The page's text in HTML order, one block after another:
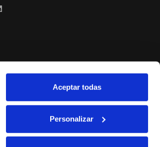
Aceptar todas
Personalizar